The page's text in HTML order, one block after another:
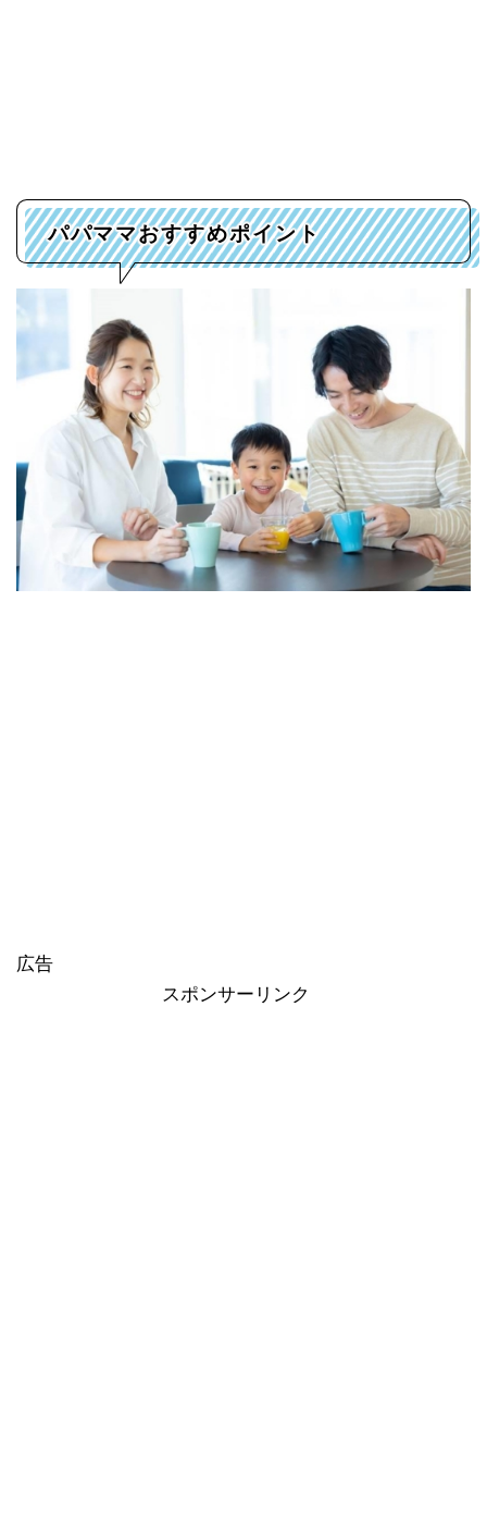
パパママおすすめポイント
広告
スポンサーリンク